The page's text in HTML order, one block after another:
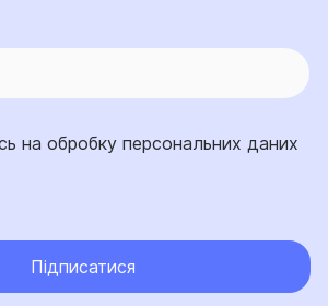
на обробку персональних даних
Підписатися